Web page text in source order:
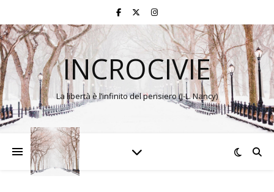
INCROCIVIE
La libertà è l’infinito del pensiero (J-L. Nancy)